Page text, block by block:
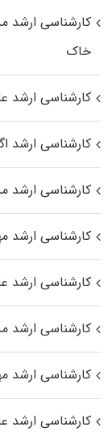
کارشناسی ارشد
خاک
کارشناسی ارشد
کارشناسی ارشد
کارشناسی ارشد
کارشناسی ارشد
کارشناسی ارشد
کارشناسی ارشد
کارشناسی ارشد
کارشناسی ارشد